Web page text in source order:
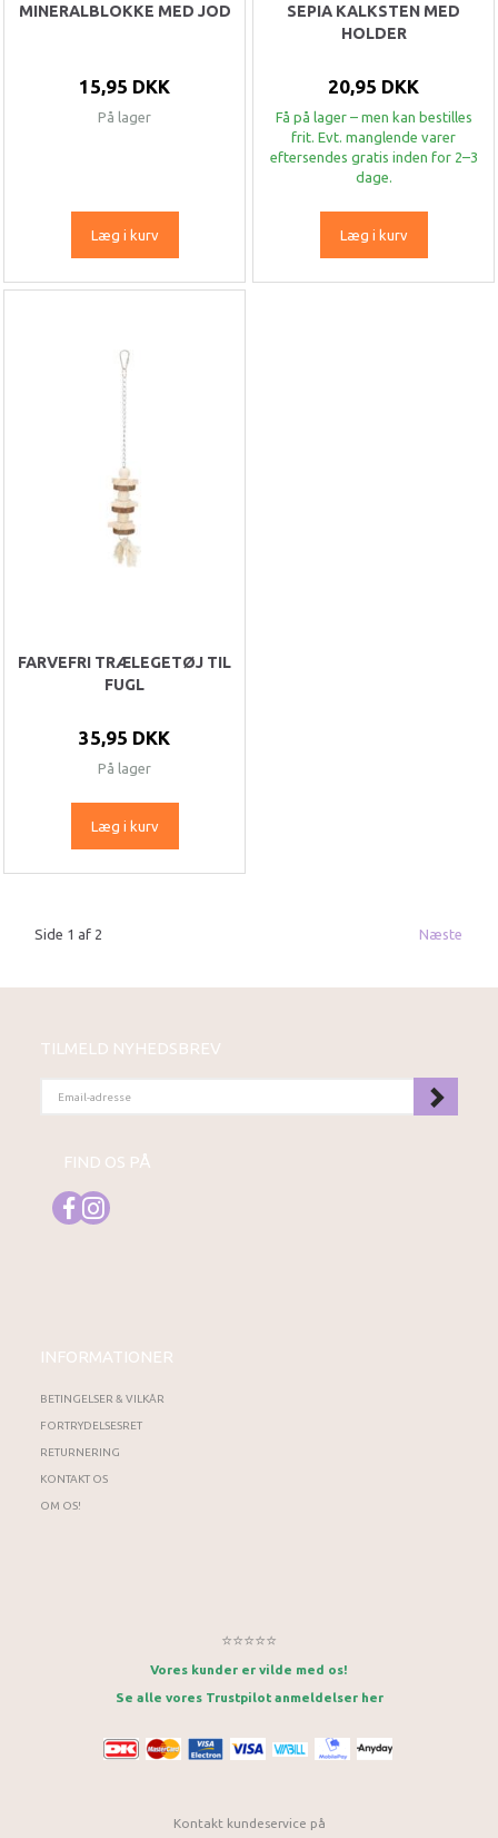
MINERALBLOKKE MED JOD
15,95 DKK
På lager
Læg i kurv
SEPIA KALKSTEN MED
HOLDER
20,95 DKK
Få på lager – men kan bestilles
frit. Evt. manglende varer
eftersendes gratis inden for 2–3
dage.
Læg i kurv
FARVEFRI TRÆLEGETØJ TIL
FUGL
35,95 DKK
På lager
Læg i kurv
Side 1 af 2 Næste
TILMELD NYHEDSBREV
ADRESSE
FIND OS PÅ
INFORMATIONER
BETINGELSER & VILKÅR
FORTRYDELSESRET
RETURNERING
KONTAKT OS
OM OS!
⭐⭐⭐⭐⭐
Vores kunder er vilde med os!
Se alle vores Trustpilot anmeldelser her
Kontakt kundeservice på